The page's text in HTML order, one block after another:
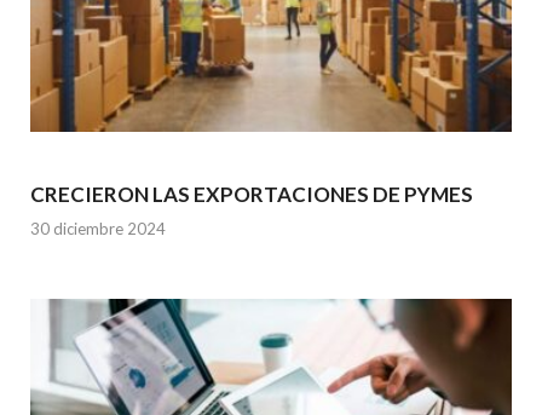
CRECIERON LAS EXPORTACIONES DE PYMES
30 diciembre 2024